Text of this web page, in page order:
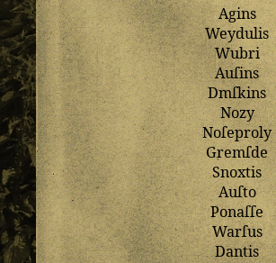
Agins
Weydulis
Wubri
Auſins
Dmſkins
Nozy
Noſeproly
Gremſde
Snoxtis
Auſto
Ponaſſe
Warſus
Dantis